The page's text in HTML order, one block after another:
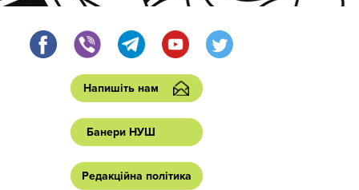
Напишіть нам
Банери НУШ
Редакційна політика